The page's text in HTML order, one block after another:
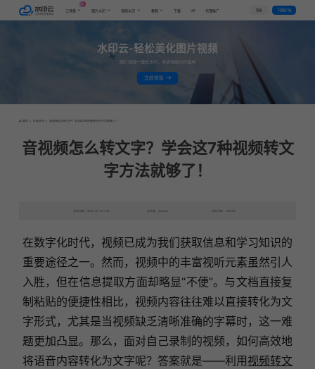
工具集
AI
图片水印 视频水印 教程 下载 VIP 代理推广 登录 下载客户端
水印云-轻松美化图片视频
图片视频一键去水印，手机电脑均可使用
立即体验
首页 > 行业资讯 > 音视频怎么转文字？学会这7种视频转文字方法就够了！
音视频怎么转文字？学会这7种视频转文
字方法就够了！
发布日期：2024-08-19 11:26 发表者：qianqian 浏览次数：10970次
在数字化时代，视频已成为我们获取信息和学习知识的
重要途径之一。然而，视频中的丰富视听元素虽然引人
入胜，但在信息提取方面却略显“不便”。与文档直接复
制粘贴的便捷性相比，视频内容往往难以直接转化为文
字形式，尤其是当视频缺乏清晰准确的字幕时，这一难
题更加凸显。那么，面对自己录制的视频，如何高效地
将语音内容转化为文字呢？答案就是——利用视频转文